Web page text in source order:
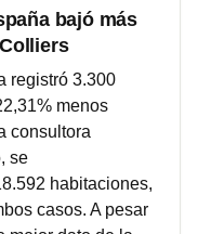
bajó más
registró 3.300
menos
consultora
se
habitaciones,
casos. A pesar